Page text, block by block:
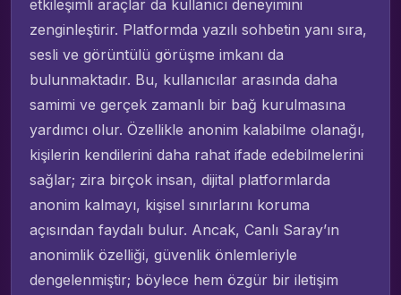
etkileşimli araçlar da kullanıcı deneyimini
zenginleştirir. Platformda yazılı sohbetin yanı sıra,
sesli ve görüntülü görüşme imkanı da
bulunmaktadır. Bu, kullanıcılar arasında daha
samimi ve gerçek zamanlı bir bağ kurulmasına
yardımcı olur. Özellikle anonim kalabilme olanağı,
kişilerin kendilerini daha rahat ifade edebilmelerini
sağlar; zira birçok insan, dijital platformlarda
anonim kalmayı, kişisel sınırlarını koruma
açısından faydalı bulur. Ancak, Canlı Saray’ın
anonimlik özelliği, güvenlik önlemleriyle
dengelenmiştir; böylece hem özgür bir iletişim